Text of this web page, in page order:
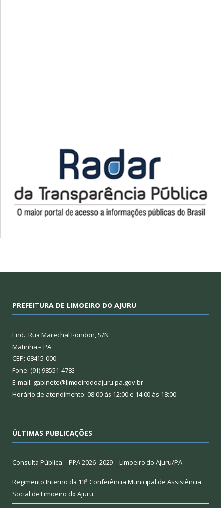
PREFEITURA DE LIMOEIRO DO AJURU
End.: Rua Marechal Rondon, S/N
Matinha – PA
CEP: 68415-000
Fone: (91) 98551-4783
E-mail: gabinete@limoeirodoajuru.pa.gov.br
Horário de atendimento: 08:00 às 12:00 e 14:00 às 18:00
ÚLTIMAS PUBLICAÇÕES
Consulta Pública – PPA 2026–2029 – Limoeiro do Ajuru/PA
Regimento Interno da 13ª Conferência Municipal de Assistência
Social de Limoeiro do Ajuru